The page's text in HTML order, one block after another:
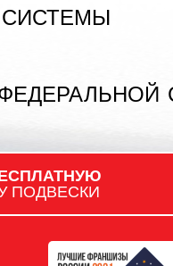
ПОДВЕСКИ